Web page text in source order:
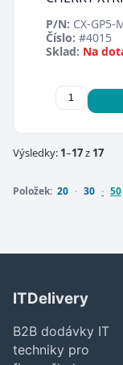
P/N: CX-GP5-
Číslo: #4015
Sklad: Na
Výsledky: 1–17z 17
Položek: 20 30 50
ITDelivery
B2B dodávky IT
techniky pro